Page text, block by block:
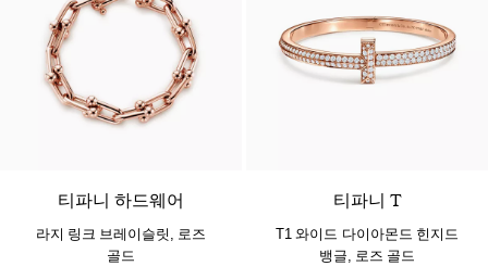
티파니 하드웨어
라지 링크 브레이슬릿, 로즈
골드
티파니 T
T1 와이드 다이아몬드 힌지드
뱅글, 로즈 골드